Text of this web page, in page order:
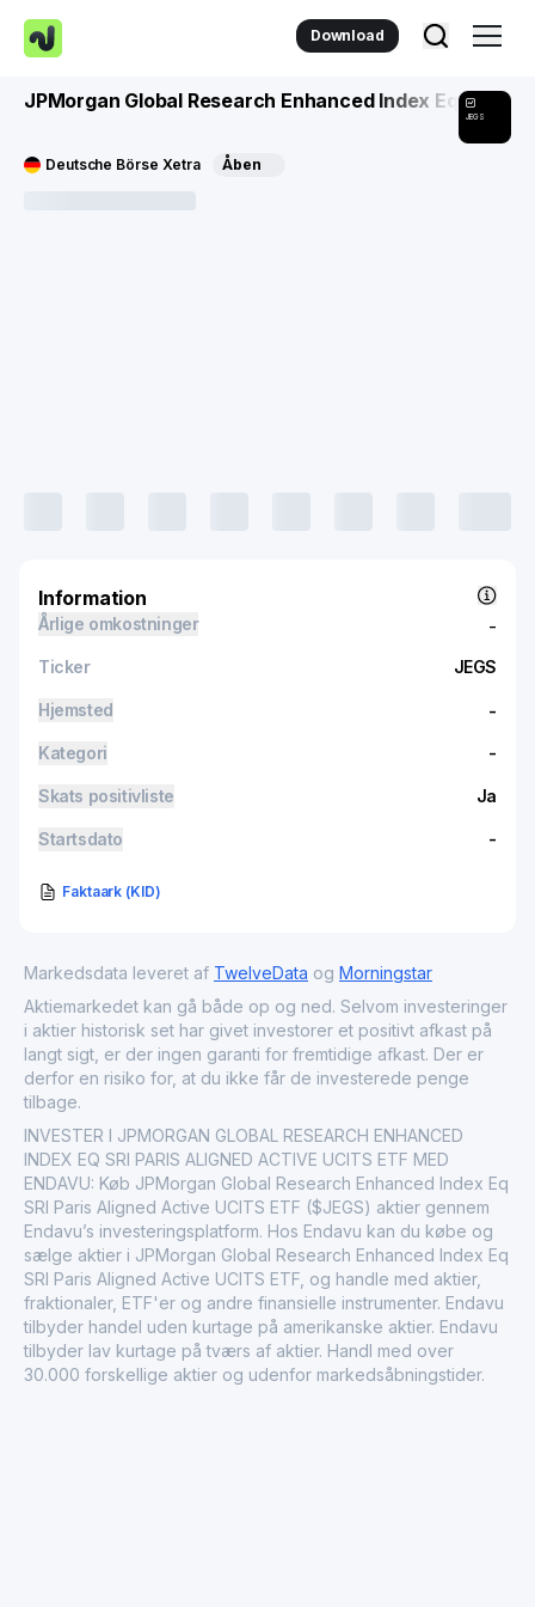
Download
JPMorgan Global Research Enhanced Index Eq SRI
JEGS
Deutsche Börse Xetra Åben
Information
Årlige omkostninger -
Ticker JEGS
Hjemsted -
Kategori -
Skats positivliste Ja
Startsdato -
Faktaark (KID)
Markedsdata leveret af TwelveData og Morningstar
Aktiemarkedet kan gå både op og ned. Selvom investeringer
i aktier historisk set har givet investorer et positivt afkast på
langt sigt, er der ingen garanti for fremtidige afkast. Der er
derfor en risiko for, at du ikke får de investerede penge
tilbage.
INVESTER I JPMORGAN GLOBAL RESEARCH ENHANCED
INDEX EQ SRI PARIS ALIGNED ACTIVE UCITS ETF MED
ENDAVU: Køb JPMorgan Global Research Enhanced Index Eq
SRI Paris Aligned Active UCITS ETF ($JEGS) aktier gennem
Endavu’s investeringsplatform. Hos Endavu kan du købe og
sælge aktier i JPMorgan Global Research Enhanced Index Eq
SRI Paris Aligned Active UCITS ETF, og handle med aktier,
fraktionaler, ETF'er og andre finansielle instrumenter. Endavu
tilbyder handel uden kurtage på amerikanske aktier. Endavu
tilbyder lav kurtage på tværs af aktier. Handl med over
30.000 forskellige aktier og udenfor markedsåbningstider.